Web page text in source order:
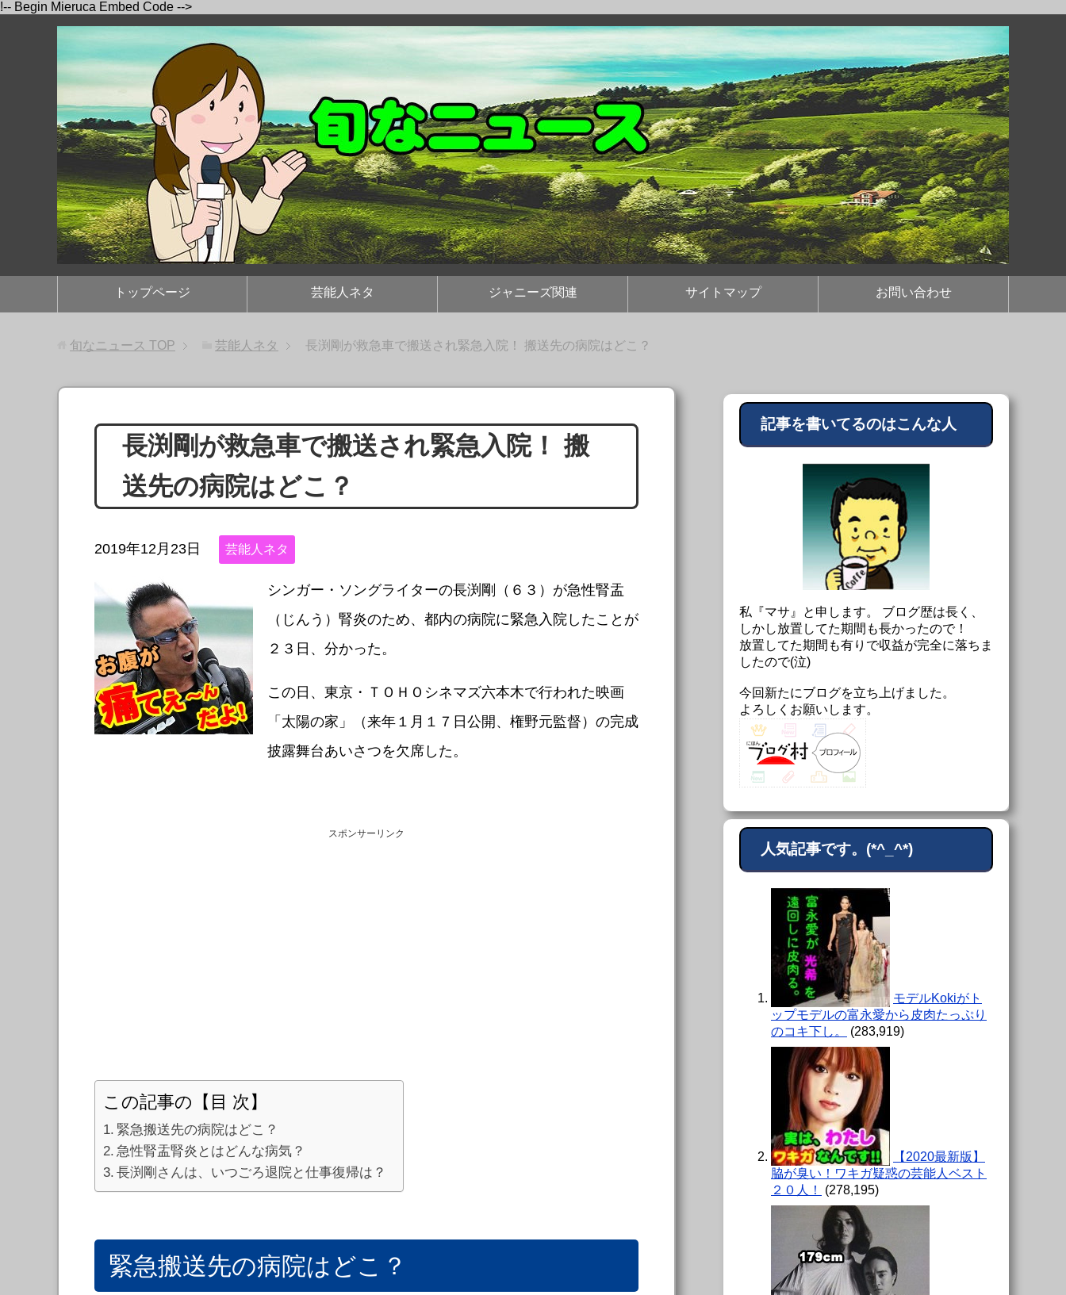
!-- Begin Mieruca Embed Code -->
トップページ 芸能人ネタ ジャニーズ関連 サイトマップ お問い合わせ
旬なニュース TOP 芸能人ネタ 長渕剛が救急車で搬送され緊急入院！ 搬送先の病院はどこ？
長渕剛が救急車で搬送され緊急入院！ 搬
送先の病院はどこ？
2019年12月23日 芸能人ネタ
シンガー・ソングライターの長渕剛（６３）が急性腎盂
（じんう）腎炎のため、都内の病院に緊急入院したことが
２３日、分かった。
この日、東京・ＴＯＨＯシネマズ六本木で行われた映画
「太陽の家」（来年１月１７日公開、権野元監督）の完成
披露舞台あいさつを欠席した。
スポンサーリンク
この記事の【目 次】
緊急搬送先の病院はどこ？
急性腎盂腎炎とはどんな病気？
長渕剛さんは、いつごろ退院と仕事復帰は？
緊急搬送先の病院はどこ？
記事を書いてるのはこんな人
私『マサ』と申します。 ブログ歴は長く、
しかし放置してた期間も長かったので！
放置してた期間も有りで収益が完全に落ちま
したので(泣)
今回新たにブログを立ち上げました。
よろしくお願いします。
人気記事です。(*^_^*)
モデルKokiがト
ップモデルの富永愛から皮肉たっぷり
のコキ下し。
(283,919)
【2020最新版】
脇が臭い！ワキガ疑惑の芸能人ベスト
２０人！
(278,195)